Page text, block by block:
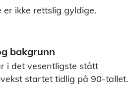
ikke rettslig gyldige.
bakgrunn
i det vesentligste stått
startet tidlig på 90-tallet.